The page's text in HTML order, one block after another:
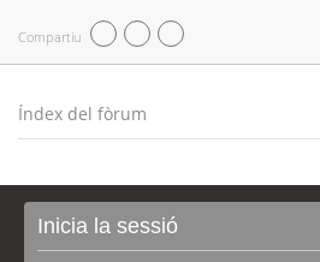
Compartiu
Índex del fòrum
Inicia la sessió